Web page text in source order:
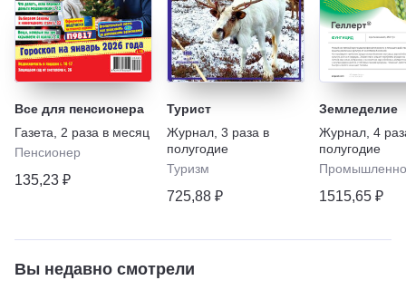
Все для пенсионера
Газета
2 раза в месяц
Пенсионер
135,23 ₽
Турист
Журнал 3 раза в
полугодие
Туризм
725,88 ₽
Земледелие
Журнал 4
полугодие
1515,65 ₽
Вы недавно смотрели